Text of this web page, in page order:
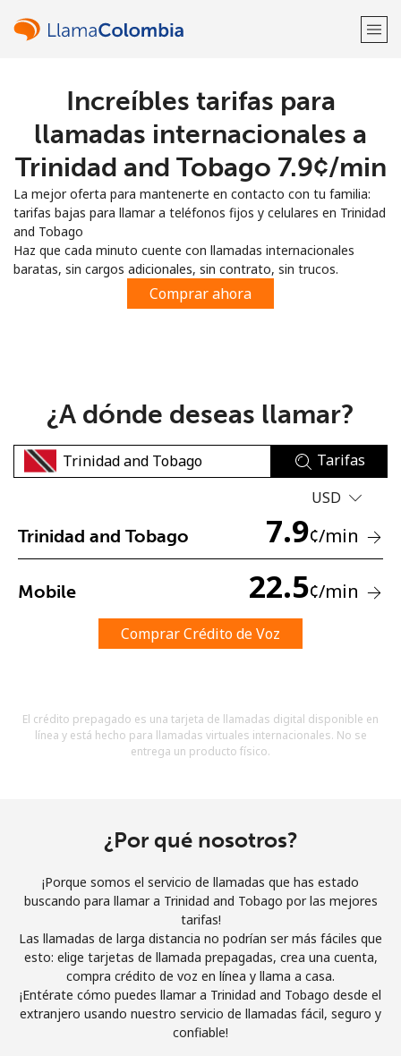
¡Bienvenido!
Regístrate con
o
No se ha creado una contraseña
Una letra mayúscula y una minúscula
Un caracter especial
Términos y condiciones.
Únete
¡Hola!
Inicia sesión oREGÍSTRATE →
Increíbles tarifas para
llamadas internacionales a
Trinidad and Tobago ⁦7.9¢⁩/min
La mejor oferta para mantenerte en contacto con tu familia:
tarifas bajas para llamar a teléfonos fijos y celulares en Trinidad
and Tobago
Haz que cada minuto cuente con llamadas internacionales
baratas, sin cargos adicionales, sin contrato, sin trucos.
Comprar ahora
¿A dónde deseas llamar?
Tarifas
USD
Trinidad and Tobago 7.9¢/min
Mobile 22.5¢/min
Comprar Crédito de Voz
El crédito prepagado es una tarjeta de llamadas digital disponible en
línea y está hecho para llamadas virtuales internacionales. No se
entrega un producto físico.
¿Por qué nosotros?
¡Porque somos el servicio de llamadas que has estado
buscando para llamar a Trinidad and Tobago por las mejores
tarifas!
Las llamadas de larga distancia no podrían ser más fáciles que
esto: elige tarjetas de llamada prepagadas, crea una cuenta,
compra crédito de voz en línea y llama a casa.
¡Entérate cómo puedes llamar a Trinidad and Tobago desde el
extranjero usando nuestro servicio de llamadas fácil, seguro y
confiable!